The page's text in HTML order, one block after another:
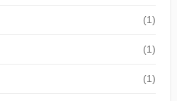
(1)
(1)
(1)